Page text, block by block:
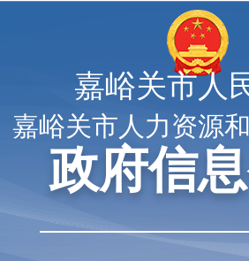
嘉峪关市人
嘉峪关市人力资源
政府信